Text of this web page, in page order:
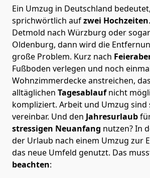
Ein Umzug in Deutschland
sprichwörtlich aufzwei Hochzeiten
Detmold nach Würzburg oder
Oldenburg, dann wird die
große Problem. Kurz nach
Fußboden verlegen und noch
Wohnzimmerdecke anstreichen,
alltäglichen Tagesablaufnicht
kompliziert. Arbeit und Umzug sind
vereinbar. Und den Jahresurlaub
stressigen Neuanfang nutzen? In
der Urlaub nach einem Umzug zur
das neue Umfeld genutzt. Das
beachten: